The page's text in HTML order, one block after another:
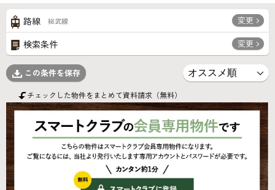
路線 総武線 変更
検索条件 変更
この条件を保存
チェックした物件をまとめて資料請求（無料）